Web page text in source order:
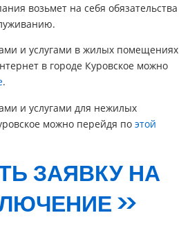
возьмет на себя обязательства
и услугами в жилых помещениях
в городе Куровское можно
.
и услугами для нежилых
можно перейдя по этой
ЗАЯВКУ НА
>>